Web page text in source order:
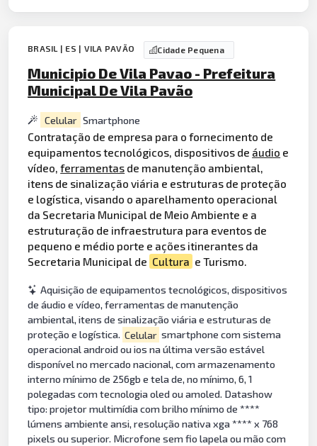
BRASIL | ES | VILA PAVÃO Cidade Pequena
Municipio De Vila Pavao - Prefeitura
Municipal De Vila Pavão
Celular Smartphone
Contratação de empresa para o fornecimento de
equipamentos tecnológicos, dispositivos de áudio e
vídeo,ferramentas de manutenção ambiental,
itens de sinalização viária e estruturas de proteção
e logística, visando o aparelhamento operacional
da Secretaria Municipal de Meio Ambiente e a
estruturação de infraestrutura para eventos de
pequeno e médio porte e ações itinerantes da
Secretaria Municipal de Cultura e Turismo.
Aquisição de equipamentos tecnológicos, dispositivos
de áudio e vídeo, ferramentas de manutenção
ambiental, itens de sinalização viária e estruturas de
proteção e logística. Celular smartphone com sistema
operacional android ou ios na última versão estável
disponível no mercado nacional, com armazenamento
interno mínimo de 256gb e tela de, no mínimo, 6, 1
polegadas com tecnologia oled ou amoled. Datashow
tipo: projetor multimídia com brilho mínimo de ****
lúmens ambiente ansi, resolução nativa xga **** x 768
pixels ou superior. Microfone sem fio lapela ou mão com